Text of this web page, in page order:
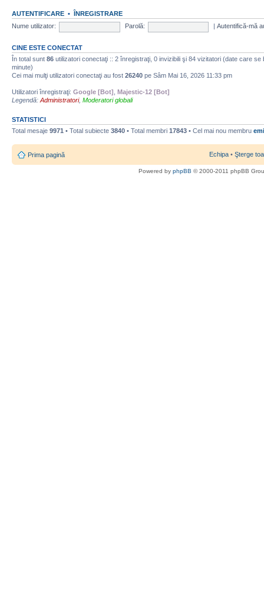
AUTENTIFICARE • ÎNREGISTRARE
Nume utilizator:
Parolă: Autentifică-mă
CINE ESTE CONECTAT
În total sunt 86 utilizatori conectaţi :: 2 înregistraţi, 0 invizibili şi 84 vizitatori (date care
minute)
Cei mai mulţi utilizatori conectaţi au fost 26240 pe Sâm Mai 16, 2026 11:33 pm
Utilizatori înregistraţi: Google [Bot] Majestic-12 [Bot]
Legendă: Administratori, Moderatori globali
STATISTICI
Total mesaje 9971 • Total subiecte 3840 • Total membri 17843 • Cel mai nou membru
Prima pagină Echipa • Şterge
Powered by phpBB © 2000-2011 phpBB